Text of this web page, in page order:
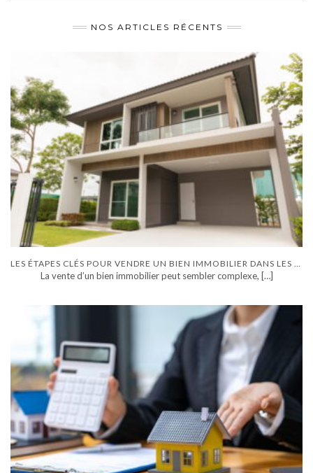
NOS ARTICLES RÉCENTS
La vente d’un bien immobilier peut sembler complexe, […]